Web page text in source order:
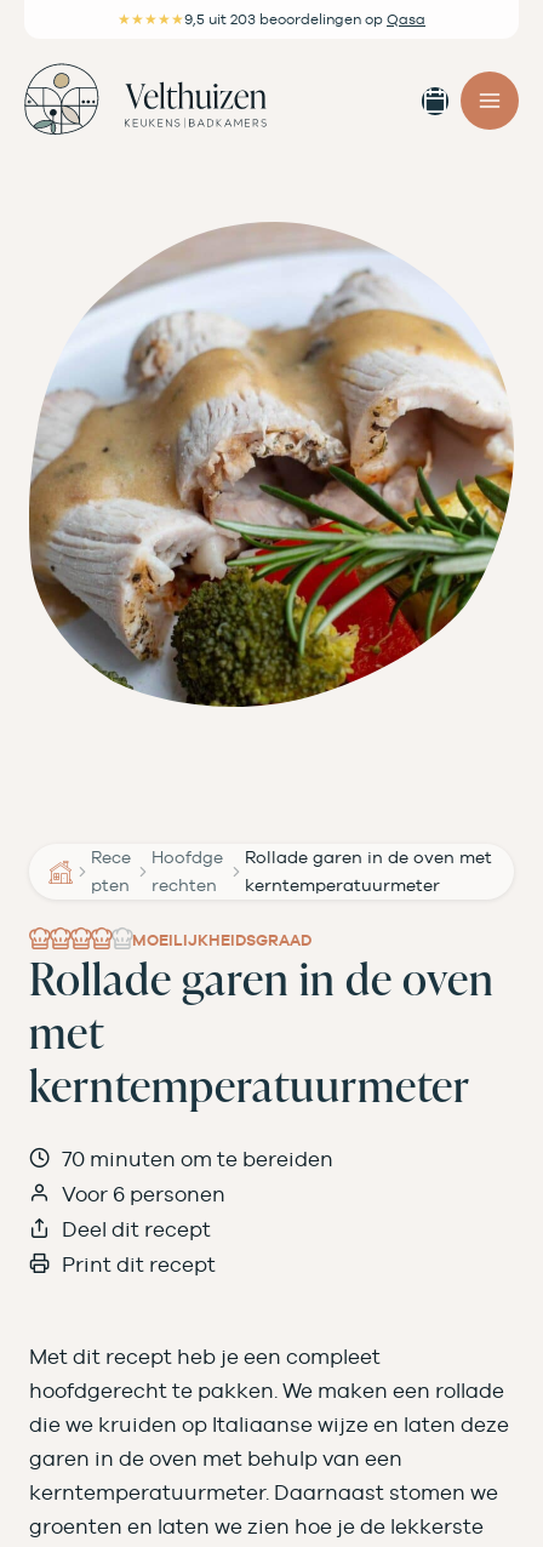
inhoud
★★★★★9,5 uit 203 beoordelingen op Qasa
maken
Rece
pten
Hoofdge
rechten
Rollade garen in de oven met
kerntemperatuurmeter
MOEILIJKHEIDSGRAAD
Rollade garen in de oven
met
kerntemperatuurmeter
70 minuten om te bereiden
Voor 6 personen
Deel dit recept
Print dit recept
Met dit recept heb je een compleet
hoofdgerecht te pakken. We maken een rollade
die we kruiden op Italiaanse wijze en laten deze
garen in de oven met behulp van een
kerntemperatuurmeter. Daarnaast stomen we
groenten en laten we zien hoe je de lekkerste